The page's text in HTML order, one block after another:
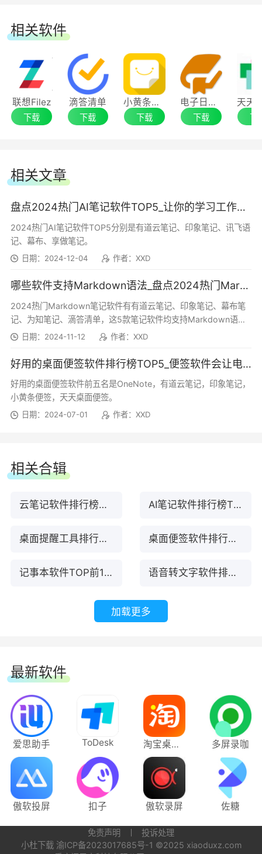
体系。
3、OCR扫描：快捷清晰扫描所有纸质或图片
类文件，将名片、文件等一键扫描、识别、保存。
拍照后可立刻对内容进行识别提取，将文字快速准
确地保存至笔记，无需依靠手动抄写。
笔记记录体验。
5、PDF转Word：有道云笔记移动端支持将
PDF文件转为可以编辑操作的Word文件。绕开敲
6、待办：用待办功能记录重要事项或日程规
划，妥善安排时间，直观便捷地管理待办事项，更
高效地组织当前工作、学习和生活。
7、日历：通过日历功能，可直接查看或管理
对应日期的笔记和待办事项。基于时间线索，快速
掌控自己的知识库和日程安排，简洁、明确、有
8、智能翻译：可针对不同语言内容进行智能
翻译，轻松完成语言切换，让知识获取不再存在边
界。
笔记，支持多人协作共创文档
更便捷可靠的分享协作：文档内容支持多端实
产并快捷流通
1、多端云同步，随时查看：
PC/iPhone/Android/Web/iPad/Mac/Wap等全平
台支持，无论手机、电脑还是平板设备，云端同
步，随时备份，重要资料还可加密保存。无惧断
网/断电困扰，任何情况下都可以轻松查阅。
2、多渠道分享，自由联接：文档一键分享至
微信、QQ、微博、邮件等平台，团队协作修改，
实时处理更高效。同时可一键生成笔记海报、笔记
有道云笔记 8.0.10
【体验优化】
支持关闭AI智能问答
支持搜索指定文件夹
支持更多颜色选项
有道云笔记 8.0.0
【全新版本 V8.0.0】
欢迎使用全新有道云笔记
有道云笔记 7.2.181
修复已知问题，优化用户体验
有道云笔记 7.2.180
【新增功能】
支持在笔记中插入脑图、流程图、白板，内容
有道云笔记 7.2.171
【体验优化】
修复已知问题，优化用户体验
有道云笔记 7.2.170
【体验优化】
优化笔记内查找替换功能，全新视觉体验
相关软件
联想Filez
下载
滴答清单
下载
小黄条便签
下载
电子日记本(EDiary)
下载 下
相关文章
盘点2024热门AI笔记软件TOP5_让你的学习工作效率翻倍
2024热门AI笔记软件TOP5分别是有道云笔记、印象笔记、讯飞语
记、幕布、享做笔记。
日期：2024-12-04 作者：XXD
哪些软件支持Markdown语法_盘点2024热门Markdown笔记软件TOP5
2024热门Markdown笔记软件有有道云笔记、印象笔记、幕布笔
记、为知笔记、滴答清单，这5款笔记软件均支持Markdown语
法，可以轻松满足用户对于笔记记录...
日期：2024-11-12 作者：XXD
好用的桌面便签软件排行榜TOP5_便签软件会让电脑变卡吗
好用的桌面便签软件前五名是OneNote，有道云笔记，印象笔记，
小黄条便签，天天桌面便签。
日期：2024-07-01 作者：XXD
相关合辑
云笔记软件排行榜前10名下载 AI笔记软件排行榜TOP7下载
桌面提醒工具排行榜TOP10下载 桌面便签软件排行榜TOP13下载
记事本软件TOP前10名下载 语音转文字软件排行榜前10名下载
加载更多
最新软件
爱思助手 ToDesk 淘宝桌面版 多屏录咖
傲软投屏 扣子 傲软录屏 佐糖
免责声明
投诉处理
小杜下载 渝ICP备2023017685号-1 ©2025 xiaoduxz.com